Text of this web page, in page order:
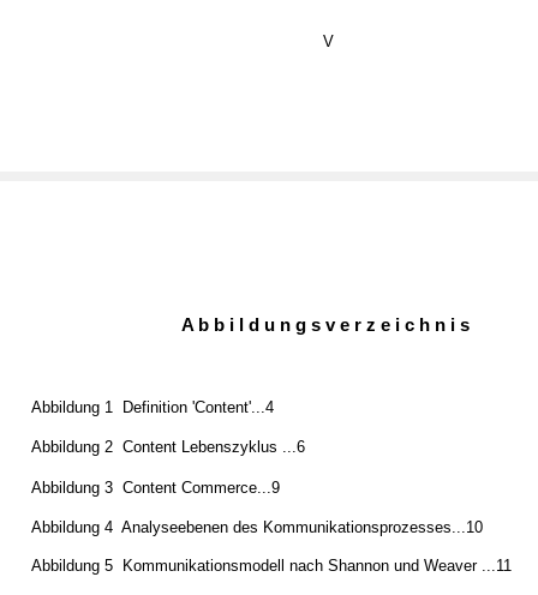
V
A b b i l d u n g s v e r z e i c h n i s
Abbildung 1 ­ Definition 'Content'...4
Abbildung 2 ­ Content Lebenszyklus ...6
Abbildung 3 ­ Content Commerce...9
Abbildung 4 ­ Analyseebenen des Kommunikationsprozesses...10
Abbildung 5 ­ Kommunikationsmodell nach Shannon und Weaver ...11